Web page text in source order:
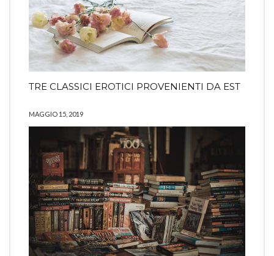
TRE CLASSICI EROTICI PROVENIENTI DA EST
MAGGIO 15, 2019